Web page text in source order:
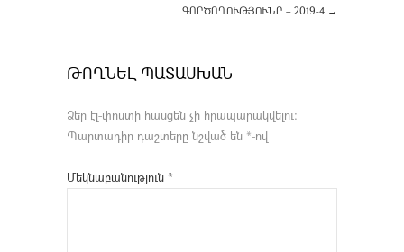
ԳՈՐԾՈՂՈՒԹՅՈՒՆԸ – 2019-4 →
ԹՈՂՆԵԼ ՊԱՏԱՍԽԱՆ
Ձեր էլ-փոստի հասցեն չի հրապարակվելու։
Պարտադիր դաշտերը նշված են *-ով
Մեկնաբանություն *